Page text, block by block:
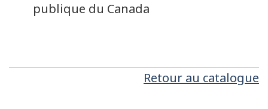
publique du Canada
Retour au catalogue